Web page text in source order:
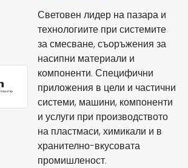
Световен лидер на пазара и
технологиите при системите
за смесване, съоръжения за
насипни материали и
компоненти. Специфични
приложения в цели и частични
системи, машини, компоненти
и услуги при производството
на пластмаси, химикали и в
хранително-вкусовата
промишленост.